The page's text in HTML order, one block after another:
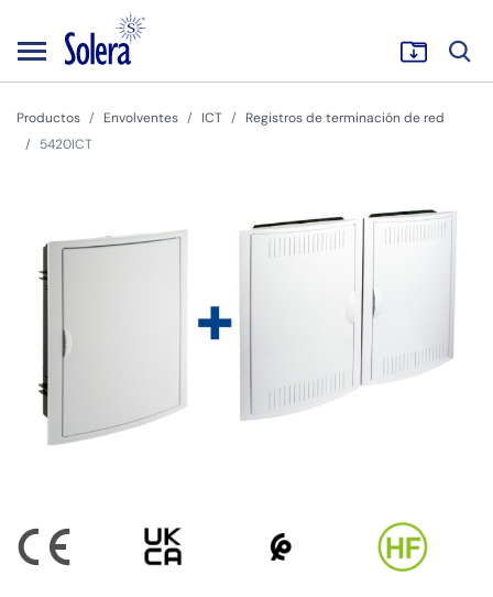
Productos Envolventes ICT
Registros de terminación de red
5420ICT